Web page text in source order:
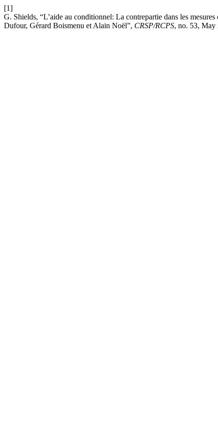
[1]
G. Shields, “L’aide au conditionnel: La contrepartie dans les
Dufour, Gérard Boismenu et Alain Noël”, CRSP/RCPS, no. 53, May